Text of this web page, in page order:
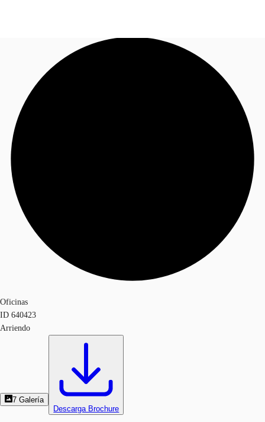
Nuestros servicios
Noticias e Investigaciones
Llama ahora
Oficinas
ID 640423
Arriendo
7 Galería
Descarga Brochure